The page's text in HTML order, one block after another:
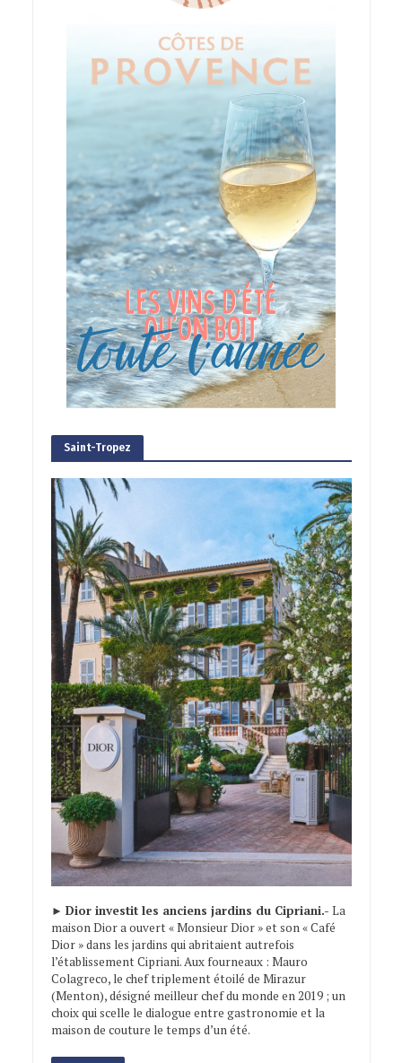
Saint-Tropez
► Dior investit les anciens jardins du Cipriani.- La
maison Dior a ouvert « Monsieur Dior » et son « Café
Dior » dans les jardins qui abritaient autrefois
l’établissement Cipriani. Aux fourneaux : Mauro
Colagreco, le chef triplement étoilé de Mirazur
(Menton), désigné meilleur chef du monde en 2019 ; un
choix qui scelle le dialogue entre gastronomie et la
maison de couture le temps d’un été.